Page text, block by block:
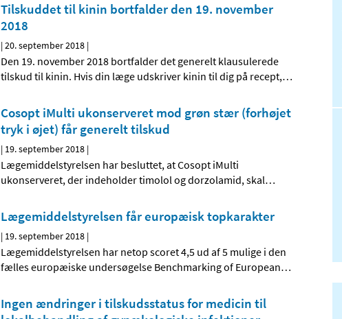
Tilskuddet til kinin bortfalder den 19. november
2018
|20. september 2018 |
Den 19. november 2018 bortfalder det generelt klausulerede
tilskud til kinin. Hvis din læge udskriver kinin til dig på recept,…
Cosopt iMulti ukonserveret mod grøn stær (forhøjet
tryk i øjet) får generelt tilskud
| 19. september 2018 |
Lægemiddelstyrelsen har besluttet, at Cosopt iMulti
ukonserveret, der indeholder timolol og dorzolamid, skal…
Lægemiddelstyrelsen får europæisk topkarakter
| 19. september 2018 |
Lægemiddelstyrelsen har netop scoret 4,5 ud af 5 mulige i den
fælles europæiske undersøgelse Benchmarking of European…
Ingen ændringer i tilskudsstatus for medicin til